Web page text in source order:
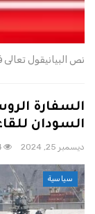
نص البيانيقول تعالى
السفارة
السودان
ديسمبر 25, 2024
سياسية